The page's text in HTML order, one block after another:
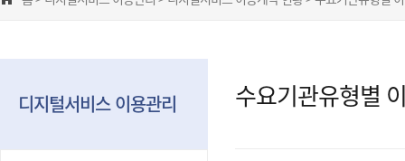
디지털서비스 이용관리 수요기관유형별